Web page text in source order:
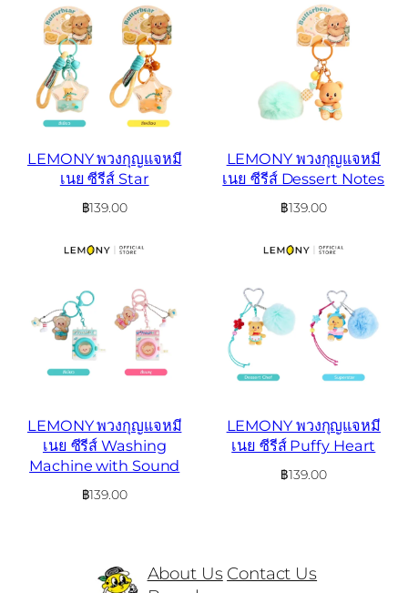
LEMONY พวงกุญแจหมี
เนย ซีรีส์ Star
฿139.00
LEMONY พวงกุญแจหมี
เนย ซีรีส์ Dessert Notes
฿139.00
LEMONY พวงกุญแจหมี
เนย ซีรีส์ Washing
Machine with Sound
฿139.00
LEMONY พวงกุญแจหมี
เนย ซีรีส์ Puffy Heart
฿139.00
About Us Contact Us